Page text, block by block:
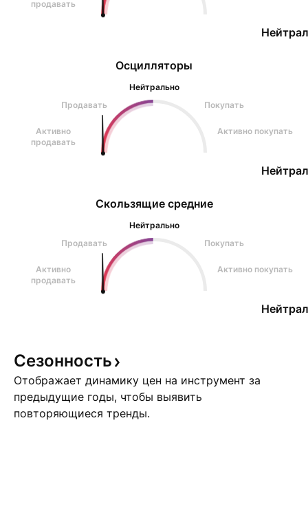
Осцилляторы
Нейтрально
Продавать
Покупать
Активно
продавать
Активно покупать
продавать
Скользящие средние
Нейтрально
Продавать
Покупать
Активно
продавать
Активно покупать
Сезонность
Отображает динамику цен на инструмент за
предыдущие годы, чтобы выявить
повторяющиеся тренды.